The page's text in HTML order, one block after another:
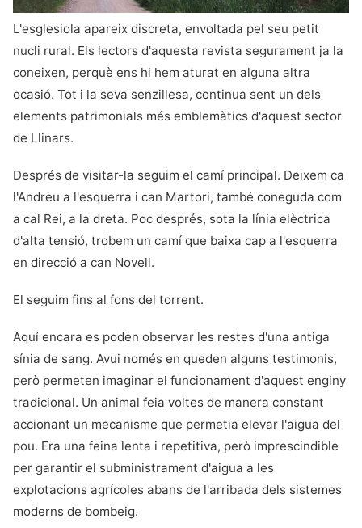
L'esglesiola apareix discreta, envoltada pel seu petit
nucli rural. Els lectors d'aquesta revista segurament ja la
coneixen, perquè ens hi hem aturat en alguna altra
ocasió. Tot i la seva senzillesa, continua sent un dels
elements patrimonials més emblemàtics d'aquest sector
de Llinars.
Després de visitar-la seguim el camí principal. Deixem ca
l'Andreu a l'esquerra i can Martori, també coneguda com
a cal Rei, a la dreta. Poc després, sota la línia elèctrica
d'alta tensió, trobem un camí que baixa cap a l'esquerra
en direcció a can Novell.
El seguim fins al fons del torrent.
Aquí encara es poden observar les restes d'una antiga
sínia de sang. Avui només en queden alguns testimonis,
però permeten imaginar el funcionament d'aquest enginy
tradicional. Un animal feia voltes de manera constant
accionant un mecanisme que permetia elevar l'aigua del
pou. Era una feina lenta i repetitiva, però imprescindible
per garantir el subministrament d'aigua a les
explotacions agrícoles abans de l'arribada dels sistemes
moderns de bombeig.